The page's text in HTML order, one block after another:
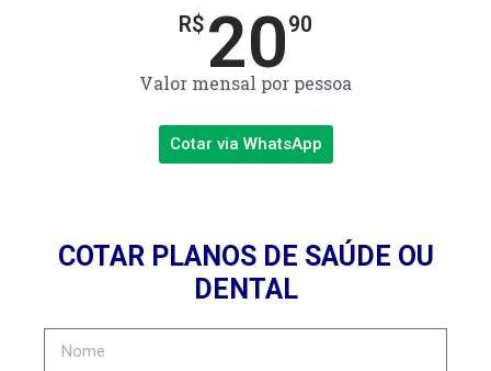
R$ 2090
Valor mensal por pessoa
Cotar via WhatsApp
COTAR PLANOS DE SAÚDE OU
DENTAL